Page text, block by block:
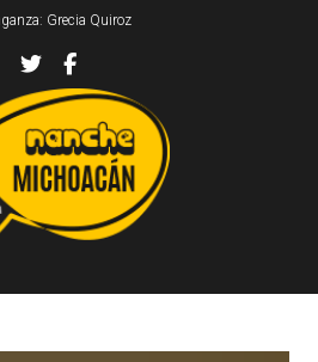
Grecia Quiroz